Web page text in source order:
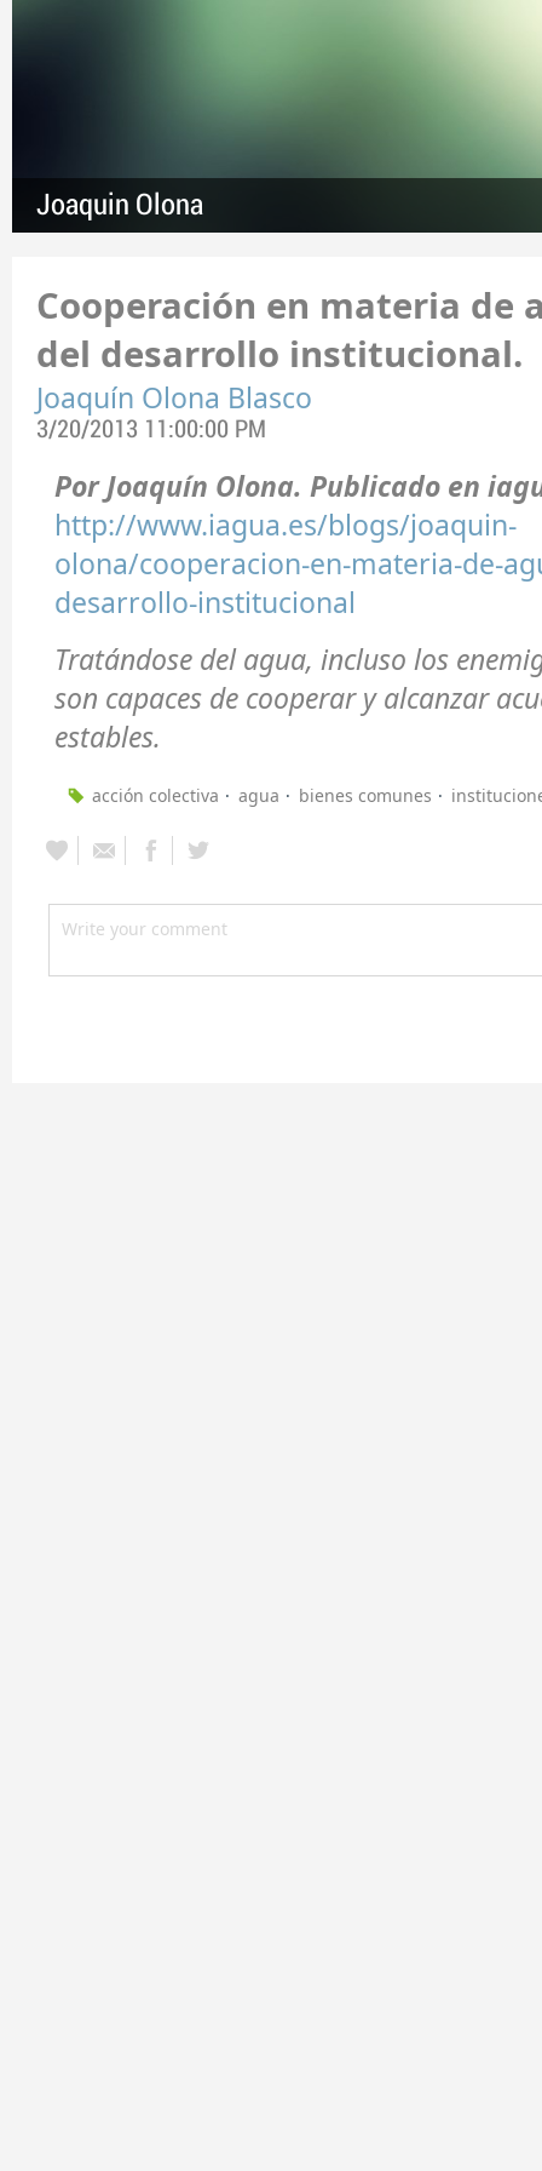
Joaquin Olona
Cooperación en materia de
del desarrollo institucional.
Joaquín Olona Blasco
3/20/2013 11:00:00 PM
Por Joaquín Olona. Publicado en
http://www.iagua.es/blogs/joaquin-
olona/cooperacion-en-materia-de-
desarrollo-institucional
Tratándose del agua, incluso los
son capaces de cooperar y alcanzar
estables.
acción colectiva agua bienes comunes